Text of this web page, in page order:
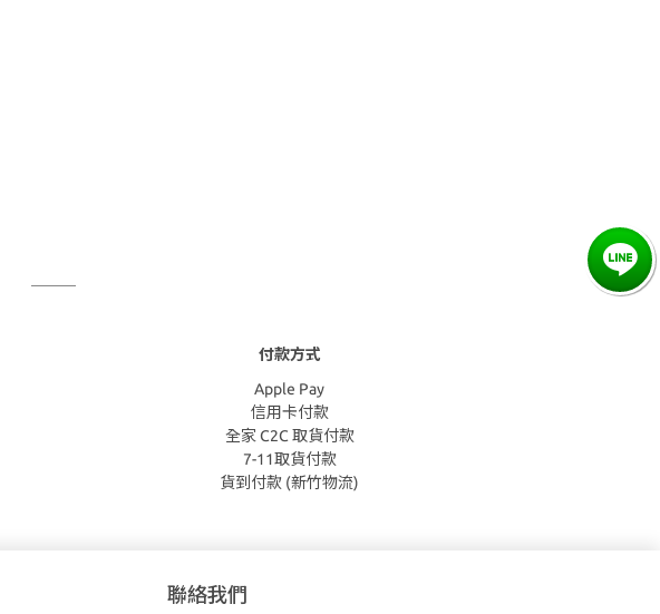
付款方式
Apple Pay
信用卡付款
全家 C2C 取貨付款
7-11取貨付款
貨到付款 (新竹物流)
聯絡我們